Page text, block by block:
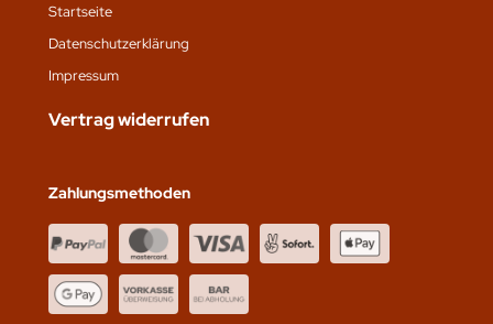
Startseite
Datenschutz­erklärung
Impressum
Vertrag widerrufen
Zahlungsmethoden